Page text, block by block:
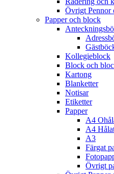
Övrigt Pennor
Papper och block
Kollegieblock
Block och
Kartong
Blanketter
Notisar
Etiketter
Papper
A4
A4
A3
Färgat
Övrigt